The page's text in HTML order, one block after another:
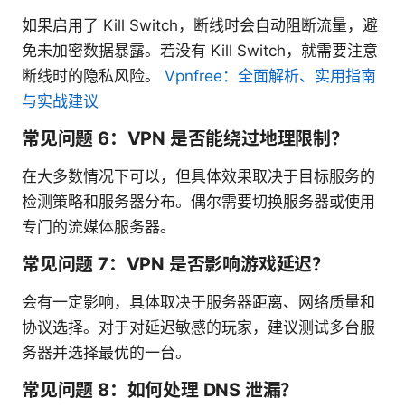
如果启用了 Kill Switch，断线时会自动阻断流量，避
免未加密数据暴露。若没有 Kill Switch，就需要注意
断线时的隐私风险。 Vpnfree：全面解析、实用指南
与实战建议
常见问题 6：VPN 是否能绕过地理限制？
在大多数情况下可以，但具体效果取决于目标服务的
检测策略和服务器分布。偶尔需要切换服务器或使用
专门的流媒体服务器。
常见问题 7：VPN 是否影响游戏延迟？
会有一定影响，具体取决于服务器距离、网络质量和
协议选择。对于对延迟敏感的玩家，建议测试多台服
务器并选择最优的一台。
常见问题 8：如何处理 DNS 泄漏？